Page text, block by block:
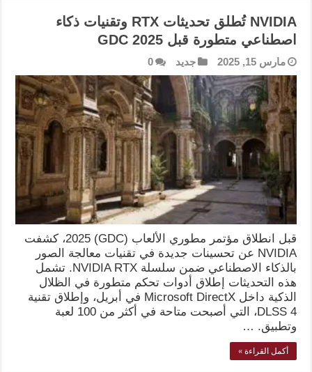
NVIDIA تُطلق تحديثات RTX وتقنيات ذكاء
اصطناعي متطورة قبل GDC 2025
مارس 15, 2025 جديد 0
قبل انطلاق مؤتمر مطوري الألعاب (GDC) 2025، كشفت
NVIDIA عن تحسينات جديدة في تقنيات معالجة الصور
بالذكاء الاصطناعي ضمن سلسلة NVIDIA RTX. تشمل
هذه التحديثات إطلاق أدوات تحكم متطورة في الظلال
الذكية داخل Microsoft DirectX في أبريل، وإطلاق تقنية
DLSS 4، التي أصبحت متاحة في أكثر من 100 لعبة
وتطبيق. …
أكمل القراءة »